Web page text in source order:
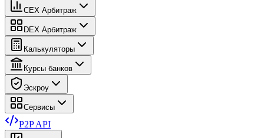
CEX Арбитраж
DEX Арбитраж
Калькуляторы
Курсы банков
Эскроу
Сервисы
P2P API